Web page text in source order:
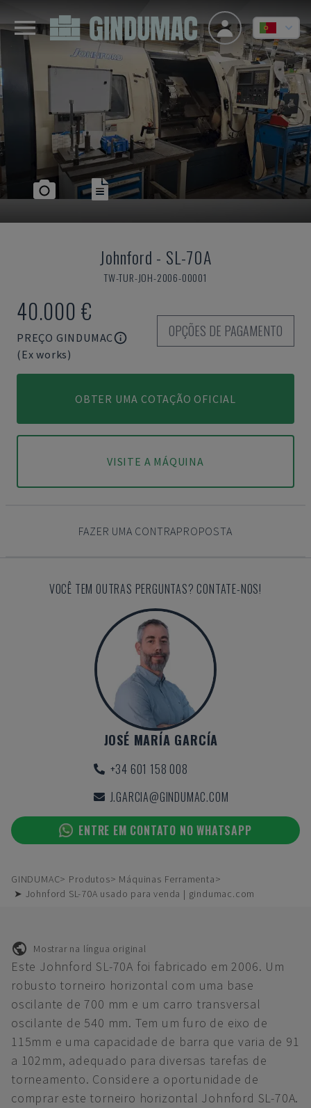
Johnford - SL-70A
TW-TUR-JOH-2006-00001
40.000 €
PREÇO GINDUMAC
(Ex works)
OPÇÕES DE PAGAMENTO
OBTER UMA COTAÇÃO OFICIAL
VISITE A MÁQUINA
FAZER UMA CONTRAPROPOSTA
VOCÊ TEM OUTRAS PERGUNTAS? CONTATE-NOS!
JOSÉ MARÍA GARCÍA
+34 601 158 008
J.GARCIA@GINDUMAC.COM
ENTRE EM CONTATO NO WHATSAPP
GINDUMAC Produtos
Máquinas Ferramenta
➤ Johnford SL-70A usado para venda | gindumac.com
Mostrar na língua original
Este Johnford SL-70A foi fabricado em 2006. Um
robusto torneiro horizontal com uma base
oscilante de 700 mm e um carro transversal
oscilante de 540 mm. Tem um furo de eixo de
115mm e uma capacidade de barra que varia de 91
a 102mm, adequado para diversas tarefas de
torneamento. Considere a oportunidade de
comprar este torneiro horizontal Johnford SL-70A.